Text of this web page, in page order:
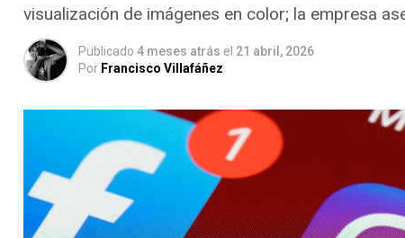
visualización de imágenes en color; la empresa
Publicado 4 meses atrás el 21 abril, 2026
Por Francisco Villafáñez